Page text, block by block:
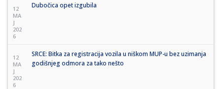
12
MA
J
202
6
Dubočica opet izgubila
12
MA
J
202
6
SRCE: Bitka za registracija vozila u niškom MUP-u bez uzimanja
godišnjeg odmora za tako nešto